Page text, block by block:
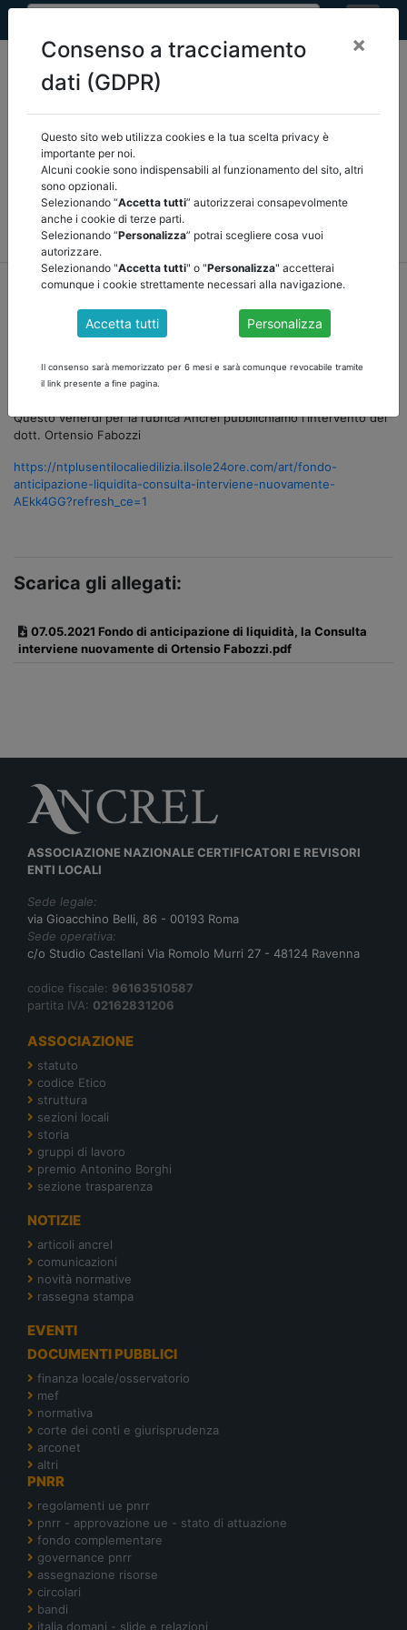
Seleziona una categoria:
COMUNICAZIONI
RASSEGNA STAMPA VEDI TUTTE
home notizie articoli ancrel/torna indietro
CONSULTA INTERVIENE NUOVAMENTE di
Ortensio Fabozzi
Questo venerdì per la rubrica Ancrel pubblichiamo l'intervento del
dott. Ortensio Fabozzi
https://ntplusentilocaliedilizia.ilsole24ore.com/art/fondo-
anticipazione-liquidita-consulta-interviene-nuovamente-
AEkk4GG?refresh_ce=1
Scarica gli allegati:
07.05.2021 Fondo di anticipazione di liquidità, la Consulta
interviene nuovamente di Ortensio Fabozzi.pdf
ASSOCIAZIONE NAZIONALE CERTIFICATORI E REVISORI
ENTI LOCALI
Sede legale:
via Gioacchino Belli, 86 - 00193 Roma
Sede operativa:
c/o Studio Castellani Via Romolo Murri 27 - 48124 Ravenna
codice fiscale: 96163510587
partita IVA: 02162831206
ASSOCIAZIONE
statuto
codice Etico
struttura
sezioni locali
storia
gruppi di lavoro
premio Antonino Borghi
sezione trasparenza
NOTIZIE
articoli ancrel
comunicazioni
novità normative
rassegna stampa
EVENTI
DOCUMENTI PUBBLICI
finanza locale/osservatorio
mef
normativa
corte dei conti e giurisprudenza
arconet
altri
PNRR
regolamenti ue pnrr
pnrr - approvazione ue - stato di attuazione
fondo complementare
governance pnrr
assegnazione risorse
circolari
bandi
italia domani - slide e relazioni
Consenso a tracciamento
dati (GDPR)
×
Questo sito web utilizza cookies e la tua scelta privacy è
importante per noi.
Alcuni cookie sono indispensabili al funzionamento del sito, altri
sono opzionali.
Selezionando “Accetta tutti” autorizzerai consapevolmente
anche i cookie di terze parti.
Selezionando “Personalizza” potrai scegliere cosa vuoi
autorizzare.
Selezionando "Accetta tutti" o "Personalizza" accetterai
comunque i cookie strettamente necessari alla navigazione.
Accetta tutti Personalizza
Il consenso sarà memorizzato per 6 mesi e sarà comunque revocabile tramite
il link presente a fine pagina.